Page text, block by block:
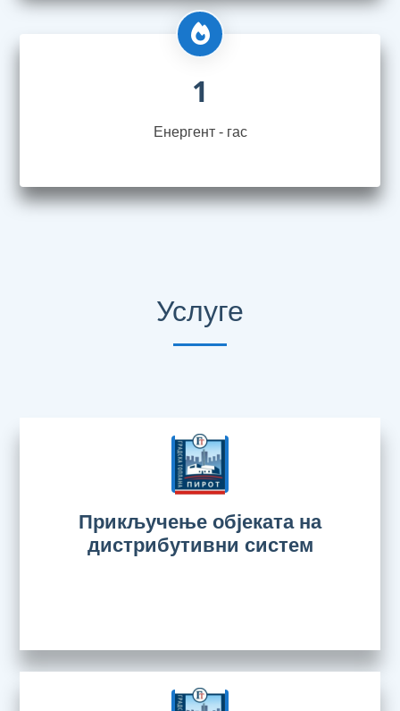
1
Енергент - гас
Услуге
Прикључење објеката на
дистрибутивни систем